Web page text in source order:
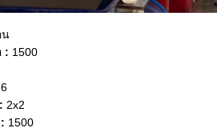
น
: 1500
6
2x2
1500